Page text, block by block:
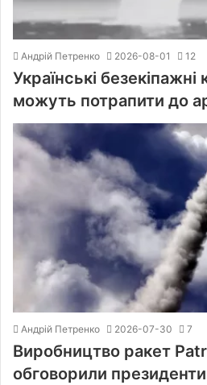
Андрій Петренко 2026-08-01 12
Українські
можуть потрапити до
Андрій Петренко 2026-07-30 7
Виробництво ракет
обговорили